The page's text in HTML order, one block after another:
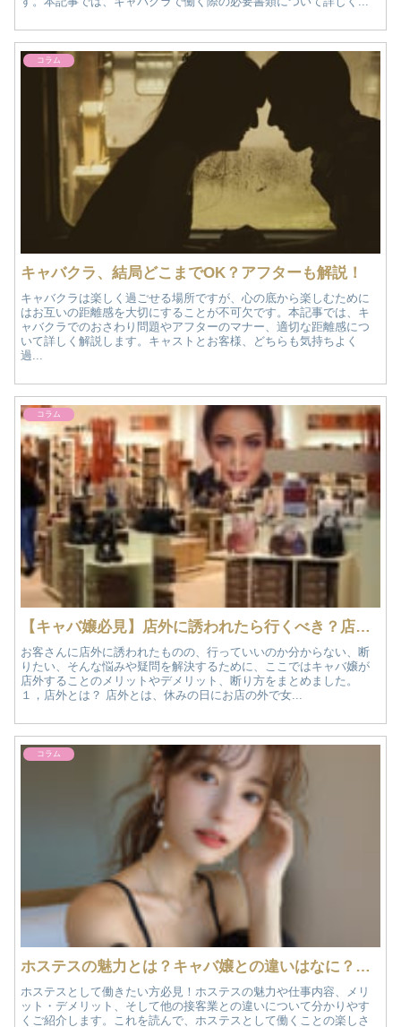
コラム
キャバクラ、結局どこまでOK？アフターも解説！
キャバクラは楽しく過ごせる場所ですが、心の底から楽しむために
はお互いの距離感を大切にすることが不可欠です。本記事では、キ
ャバクラでのおさわり問題やアフターのマナー、適切な距離感につ
いて詳しく解説します。キャストとお客様、どちらも気持ちよく
過...
コラム
【キャバ嬢必見】店外に誘われたら行くべき？店外のメリットとデメリット、断り方を徹底解説！
お客さんに店外に誘われたものの、行っていいのか分からない、断
りたい、そんな悩みや疑問を解決するために、ここではキャバ嬢が
店外することのメリットやデメリット、断り方をまとめました。
１，店外とは？ 店外とは、休みの日にお店の外で女...
コラム
ホステスの魅力とは？キャバ嬢との違いはなに？：ホステスのお仕事完全ガイド
ホステスとして働きたい方必見！ホステスの魅力や仕事内容、メリ
ット・デメリット、そして他の接客業との違いについて分かりやす
くご紹介します。これを読んで、ホステスとして働くことの楽しさ